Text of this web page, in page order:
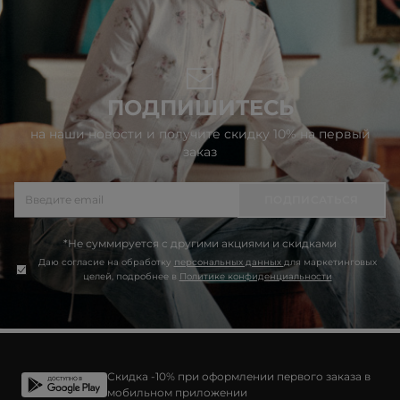
ПОДПИШИТЕСЬ
на наши новости и получите скидку 10% на первый
заказ
*Не суммируется с другими акциями и скидками
Даю согласие на обработку персональных данных для маркетинговых
целей, подробнее в Политике конфиденциальности
Скидка -10% при оформлении первого заказа в
мобильном приложении